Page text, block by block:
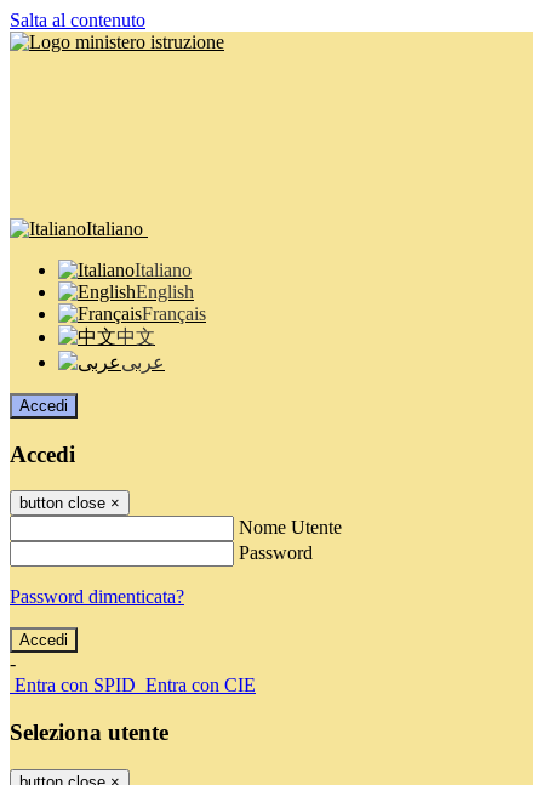
Salta al contenuto
Italiano
Italiano
English
Français
中文
عربى
Accedi
Accedi
button close ×
Nome Utente
Password
Password dimenticata?
-
Entra con SPID Entra con CIE
Seleziona utente